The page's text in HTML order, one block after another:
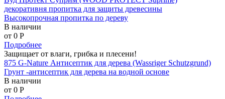
декоративня пропитка для защиты древесины
Высокопрочная пропитка по дереву
В наличии
от 0 P
Подробнее
Защищает от влаги, грибка и плесени!
875 G-Nature Антисептик для дерева (Wassriger Schutzgrund)
Грунт -антисептик для дерева на водной основе
В наличии
от 0 P